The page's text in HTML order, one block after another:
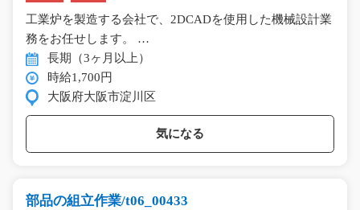
工業炉を製造する会社で、2DCADを使用した機械設計業
務をお任せします。 …
長期（3ヶ月以上）
時給1,700円
大阪府大阪市淀川区
気になる
部品の組立作業/t06_00433